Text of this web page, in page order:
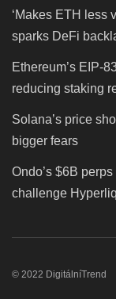
‘Makes ETH less
sparks DeFi
Ethereum’s EIP-
reducing staking
Solana’s price
bigger fears
Ondo’s $6B
challenge
© 2022 DigitálníTrend